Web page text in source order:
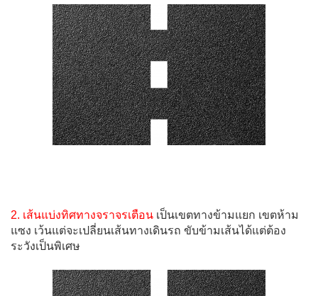
2. เส้นแบ่งทิศทางจราจรเตือน เป็นเขตทางข้ามแยก เขตห้าม
แซง เว้นแต่จะเปลี่ยนเส้นทางเดินรถ ขับข้ามเส้นได้แต่ต้อง
ระวังเป็นพิเศษ